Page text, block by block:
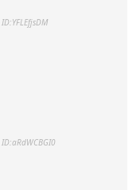
YFLEfjsDM
aRdWCBGI0